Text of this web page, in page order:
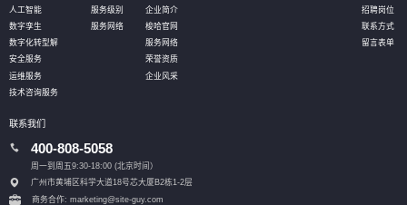
人工智能
数字孪生
数字化转型解
安全服务
运维服务
技术咨询服务
服务级别
服务网络
企业简介
梭哈官网
服务网络
荣誉资质
企业风采
招聘岗位
联系方式
留言表单
联系我们
400-808-5058
周一到周五9:30-18:00 (北京时间）
广州市黄埔区科学大道18号芯大厦B2栋1-2层
商务合作: marketing@site-guy.com